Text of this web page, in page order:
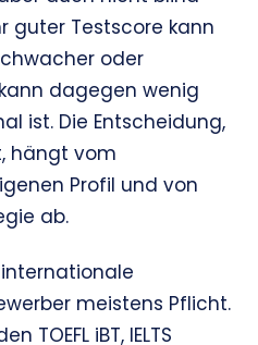
guter Testscore kann
oder
dagegen wenig
ist. Die Entscheidung,
hängt vom
Profil und von
ab.
meistens Pflicht.
TOEFL iBT, IELTS